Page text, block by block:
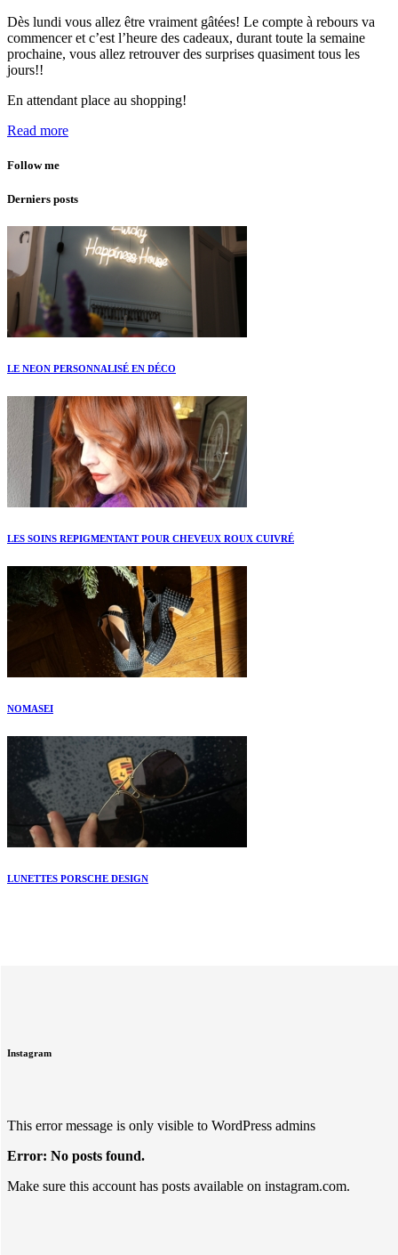
Dès lundi vous allez être vraiment gâtées! Le compte à rebours va
commencer et c’est l’heure des cadeaux, durant toute la semaine
prochaine, vous allez retrouver des surprises quasiment tous les
jours!!
En attendant place au shopping!
Read more
Follow me
Derniers posts
LE NEON PERSONNALISÉ EN DÉCO
LES SOINS REPIGMENTANT POUR CHEVEUX ROUX CUIVRÉ
NOMASEI
LUNETTES PORSCHE DESIGN
Instagram
This error message is only visible to WordPress admins
Error: No posts found.
Make sure this account has posts available on instagram.com.